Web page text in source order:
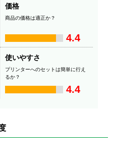
価格
商品の価格は適正か？
4.4
使いやすさ
プリンターへのセットは簡単に行え
るか？
4.4